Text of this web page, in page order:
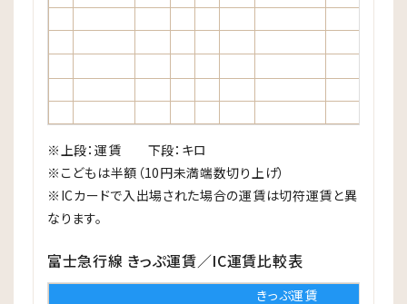
※上段：運賃 下段：キロ
※こどもは半額（10円未満端数切り上げ）
※ICカードで入出場された場合の運賃は切符運賃と異
なります。
富士急行線 きっぷ運賃／IC運賃比較表
きっぷ運賃